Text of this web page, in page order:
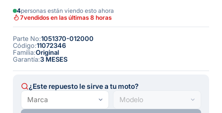
4personas están viendo esto ahora
7vendidos en las últimas 8 horas
Parte No:1051370-012000
Código:11072346
Familia:Original
Garantía:3 MESES
¿Este repuesto le sirve a tu moto?